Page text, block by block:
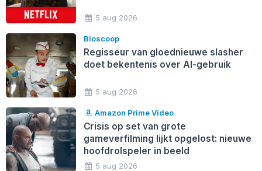
5 aug 2026
Bioscoop
Regisseur van gloednieuwe slasher
doet bekentenis over AI-gebruik
5 aug 2026
Amazon Prime Video
Crisis op set van grote
gameverfilming lijkt opgelost: nieuwe
hoofdrolspeler in beeld
5 aug 2026